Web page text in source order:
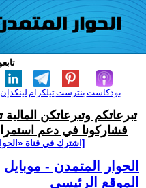
لينكدإن تيلكرامبنترست بودكاست
تبرعاتكم وتبرعاتكن
فشاركونا في دعم
[اشترك في قناة
الحوار المتمدن - موبايل
الموقع الرئيسي